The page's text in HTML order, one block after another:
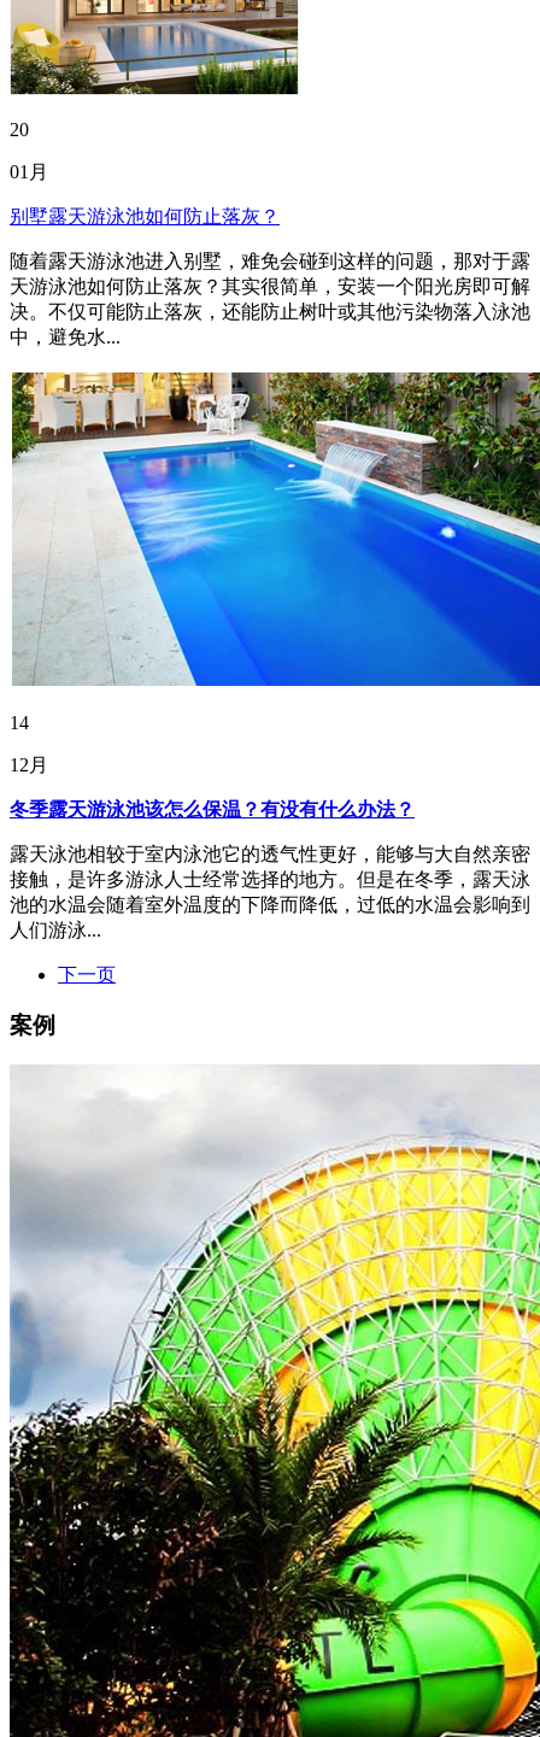
20
01月
别墅露天游泳池如何防止落灰？
随着露天游泳池进入别墅，难免会碰到这样的问题，那对于露
天游泳池如何防止落灰？其实很简单，安装一个阳光房即可解
决。不仅可能防止落灰，还能防止树叶或其他污染物落入泳池
中，避免水...
14
12月
冬季露天游泳池该怎么保温？有没有什么办法？
露天泳池相较于室内泳池它的透气性更好，能够与大自然亲密
接触，是许多游泳人士经常选择的地方。但是在冬季，露天泳
池的水温会随着室外温度的下降而降低，过低的水温会影响到
人们游泳...
下一页
案例